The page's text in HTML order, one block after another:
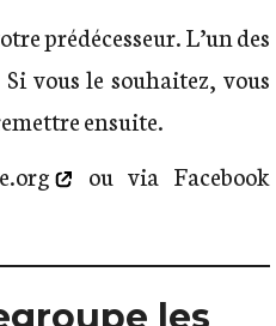
prédécesseur. L’un des
vous le souhaitez, vous
ensuite.
ou via Facebook